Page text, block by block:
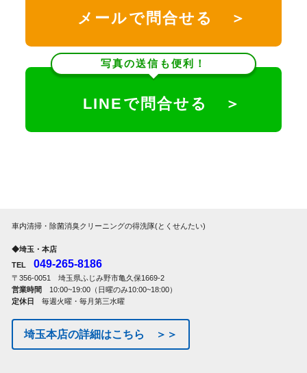
メールで問合せる ＞
写真の送信も便利！
LINEで問合せる ＞
車内清掃・除菌消臭クリーニングの得洗隊(とくせんたい)
◆埼玉・本店
TEL
049-265-8186
〒356-0051 埼玉県ふじみ野市亀久保1669-2
営業時間 10:00~19:00（日曜のみ10:00~18:00）
定休日
毎週火曜・毎月第三水曜
埼玉本店の詳細はこちら ＞＞